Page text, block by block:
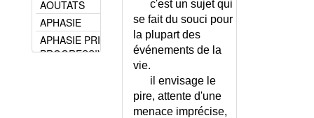
DYSERECTION
DYSMORPHOPHOBIE
GESTALT-THÃRAPIE
AOUTATS
APHASIE
APHASIE PRIMAIRE
PROGRESSIVE
APNEE DU SOMMEIL -
c'est un sujet qui
se fait du souci pour
la plupart des
événements de la
vie.
il envisage le
pire, attente d'une
menace imprécise,